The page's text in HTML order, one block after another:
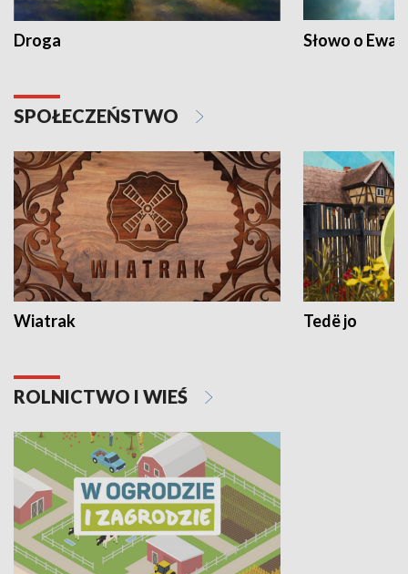
Droga Słowo o
SPOŁECZEŃSTWO
Wiatrak Tedë jo
ROLNICTWO I WIEŚ